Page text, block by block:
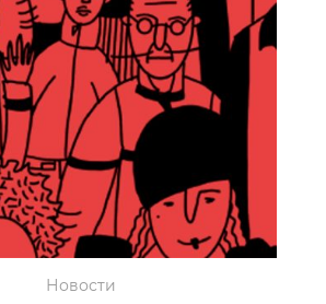
Новости